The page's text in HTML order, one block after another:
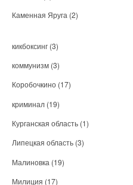
Каменная Яруга (2)
кикбоксинг (3)
коммунизм (3)
Коробочкино (17)
криминал (19)
Курганская область (1)
Липецкая область (3)
Малиновка (19)
Милиция (17)